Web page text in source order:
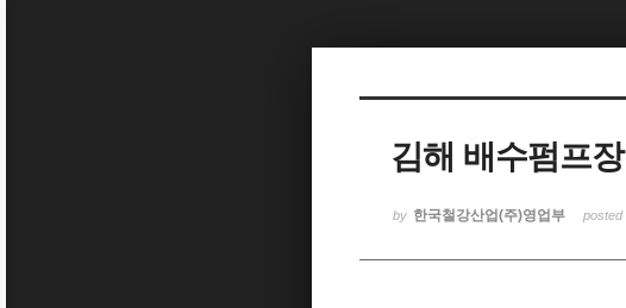
김해 배수펌프장
by 한국철강산업(주)영업부 posted
Sketchbook5, 스케치북5
Sketchbook5, 스케치북5